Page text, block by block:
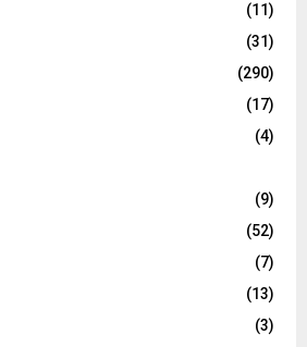
(11)
(31)
(290)
(17)
(4)
(9)
(52)
(7)
(13)
(3)